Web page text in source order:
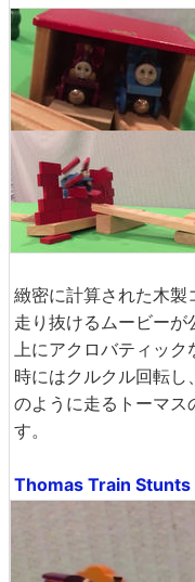
緻密に計算された木製
走り抜けるムービー
上にアクロバティック
時にはクルクル回転
のように走るトーマス
す。
Thomas Train Stunts